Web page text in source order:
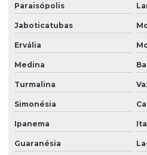
Paraisópolis
Jaboticatubas
Ervália
Medina
Turmalina
Simonésia
Ipanema
Guaranésia